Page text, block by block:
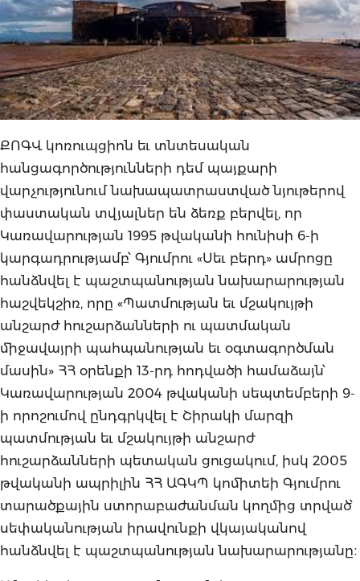
ՔՈԳՎ կոռուպցիոն եւ տնտեսական
հանցագործությունների դեմ պայքարի
վարչությունում նախապատրաստված նյութերով
փաստական տվյալներ են ձեռք բերվել, որ
Կառավարության 1995 թվականի հունիսի 6-ի
կարգադրությամբ՝ Գյումրու «Սեւ բերդ» ամրոցը
հանձնվել է պաշտպանության նախարարության
հաշվեկշիռ, որը «Պատմության եւ մշակույթի
անշարժ հուշարձանների ու պատմական
միջավայրի պահպանության եւ օգտագործման
մասին» ՀՀ օրենքի 13-րդ հոդվածի համաձայն՝
Կառավարության 2004 թվականի սեպտեմբերի 9-
ի որոշումով ընդգրկվել է Շիրակի մարզի
պատմության եւ մշակույթի անշարժ
հուշարձանների պետական ցուցակում, իսկ 2005
թվականի ապրիլին ՀՀ ԱԳԿՊ կոմիտեի Գյումրու
տարածքային ստորաբաժանման կողմից տրված՝
սեփականության իրավունքի վկայականով
հանձնվել է պաշտպանության նախարարությանը։